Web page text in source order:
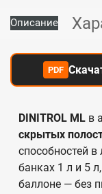
Описание
PDF
DINITROL ML в
скрытых
способностей
банках 1 л и 5
баллоне — без